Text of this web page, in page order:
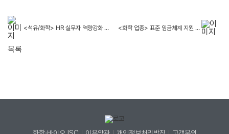
<석유/화학> HR 실무자 역량강화 교육 “석유·화학 HR Academy” 개최 안내 <화학 업종> 표준 임금체계 지원 프로그램 안내
목록